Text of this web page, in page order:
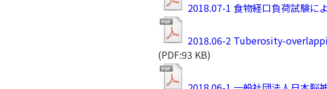
2018.07-1 食物経口負荷試験に
2018.06-2 Tuberosity-
(PDF:93 KB)